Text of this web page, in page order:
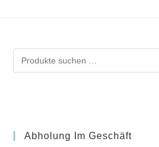
Abholung Im Geschäft